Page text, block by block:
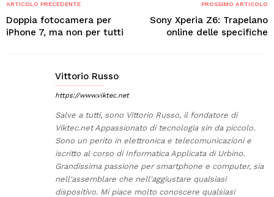
ARTICOLO PRECEDENTE
Doppia fotocamera per
iPhone 7, ma non per tutti
PROSSIMO ARTICOLO
Sony Xperia Z6: Trapelano
online delle specifiche
Vittorio Russo
https://www.viktec.net
Salve a tutti, sono Vittorio Russo, il fondatore di
Viktec.net Appassionato di tecnologia sin da piccolo.
Sono un perito in elettronica e telecomunicazioni e
iscritto al corso di Informatica Applicata di Urbino.
Grandissima passione per smartphone e computer, sia
nell'assemblare che nell'aggiustare qualsiasi
dispositivo. Mi piace molto conoscere qualsiasi